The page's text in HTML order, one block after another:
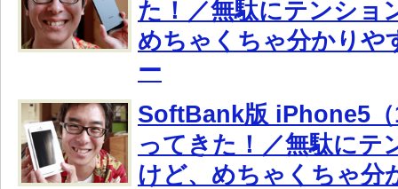
た！／無駄にテンショ
めちゃくちゃ分かりや
ー
SoftBank版 iPhone5
ってきた！／無駄にテ
けど、めちゃくちゃ分